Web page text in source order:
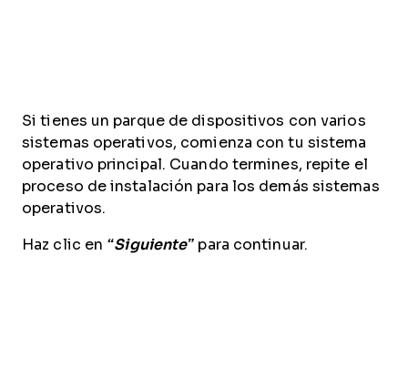
Si tienes un parque de dispositivos con varios
sistemas operativos, comienza con tu sistema
operativo principal. Cuando termines, repite el
proceso de instalación para los demás sistemas
operativos.
Haz clic en “Siguiente” para continuar.